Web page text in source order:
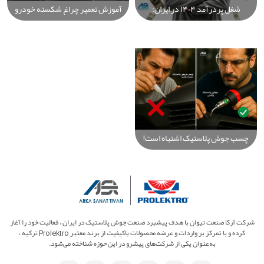
شغل پردرآمد ۱۴۰۴ در ایران:
راهنمای جامع برای شروع و کسب
آموزش تعمیر چراغ شکسته خودرو
با جوش پلاستیک در 10 دقیقه:
چسب جوش پلاستیک اشتباه است!
راهنمای کامل جوش واقعی پلاستیک
شرکت آرکا صنعت تیوان با هدف پیشبرد صنعت جوش پلاستیک در ایران ، فعالیت خود را آغاز
کرده و با تمرکز بر واردات و عرضه محصولات باکیفیت از برند معتبر Prolektro ترکیه ،
به‌عنوان یکی از شرکت‌های پیشرو در این حوزه شناخته می‌شود.